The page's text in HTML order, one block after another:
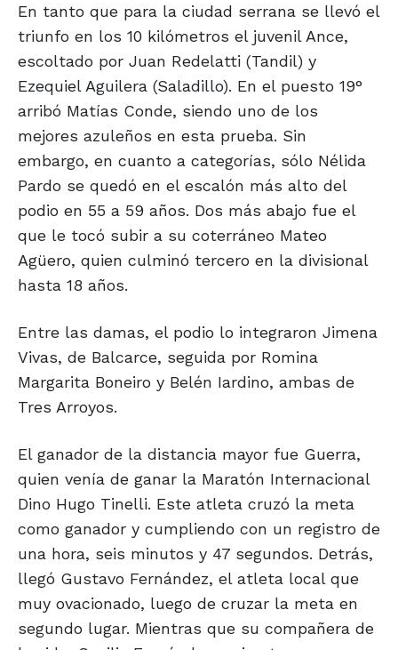
En tanto que para la ciudad serrana se llevó el
triunfo en los 10 kilómetros el juvenil Ance,
escoltado por Juan Redelatti (Tandil) y
Ezequiel Aguilera (Saladillo). En el puesto 19°
arribó Matías Conde, siendo uno de los
mejores azuleños en esta prueba. Sin
embargo, en cuanto a categorías, sólo Nélida
Pardo se quedó en el escalón más alto del
podio en 55 a 59 años. Dos más abajo fue el
que le tocó subir a su coterráneo Mateo
Agüero, quien culminó tercero en la divisional
hasta 18 años.
Entre las damas, el podio lo integraron Jimena
Vivas, de Balcarce, seguida por Romina
Margarita Boneiro y Belén Iardino, ambas de
Tres Arroyos.
El ganador de la distancia mayor fue Guerra,
quien venía de ganar la Maratón Internacional
Dino Hugo Tinelli. Este atleta cruzó la meta
como ganador y cumpliendo con un registro de
una hora, seis minutos y 47 segundos. Detrás,
llegó Gustavo Fernández, el atleta local que
muy ovacionado, luego de cruzar la meta en
segundo lugar. Mientras que su compañera de